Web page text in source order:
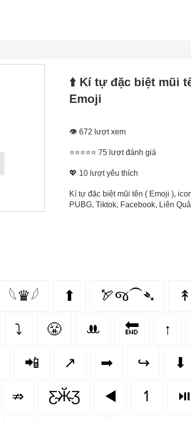
⬆️ Kí tự đặc biệt mũi
Emoji
👁 672 lượt xem
⭐⭐⭐⭐⭐ 75 lượt đánh giá
💖 10 lượt yêu thích
Kí tự đặc biệt mũi tên ( Emoji ),
PUBG, Tiktok, Facebook, Liên
𓆩♛𓆪 ⬆ 🏹જ⁀➴ ↟
⤵ 😤 ꔚ 🔚 ↑
📲 ↗️ ➡ ↪ ⬇
⇏ Ƹ̴Ӂ̴Ʒ ◀️ ↿ ⏯️